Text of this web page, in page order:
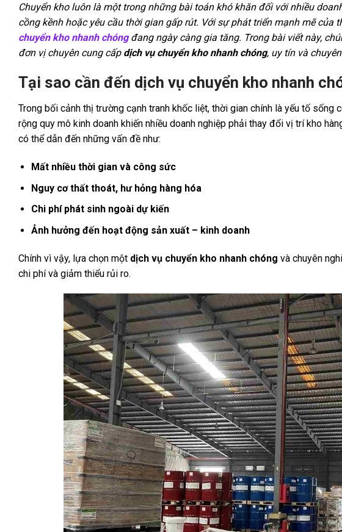
Chuyển kho luôn là một trong những bài toán khó khăn đối với nhiều
cồng kềnh hoặc yêu cầu thời gian gấp rút. Với sự phát triển mạnh mẽ của
chuyển kho nhanh chóngđang ngày càng gia tăng. Trong bài viết này,
đơn vị chuyên cung cấp dịch vụ chuyển kho nhanh chóng, uy tín và
Tại sao cần đến dịch vụ chuyển kho nhanh
Trong bối cảnh thị trường cạnh tranh khốc liệt, thời gian chính là yếu tố sống
rộng quy mô kinh doanh khiến nhiều doanh nghiệp phải thay đổi vị trí kho
có thể dẫn đến những vấn đề như:
Mất nhiều thời gian và công sức
Nguy cơ thất thoát, hư hỏng hàng hóa
Chi phí phát sinh ngoài dự kiến
Ảnh hưởng đến hoạt động sản xuất – kinh doanh
Chính vì vậy, lựa chọn một dịch vụ chuyển kho nhanh chóng và chuyên
chi phí và giảm thiểu rủi ro.